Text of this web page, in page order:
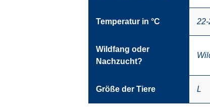
Temperatur in °C 22-
Wildfang oder
Nachzucht?
Größe der Tiere L